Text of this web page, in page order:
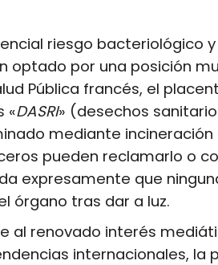
riesgo bacteriológico
optado por una posición
Pública francés, el
«DASRI» (desechos
mediante incineración
pueden reclamarlo o
expresamente que
órgano tras dar a luz.
al renovado interés
internacionales, la